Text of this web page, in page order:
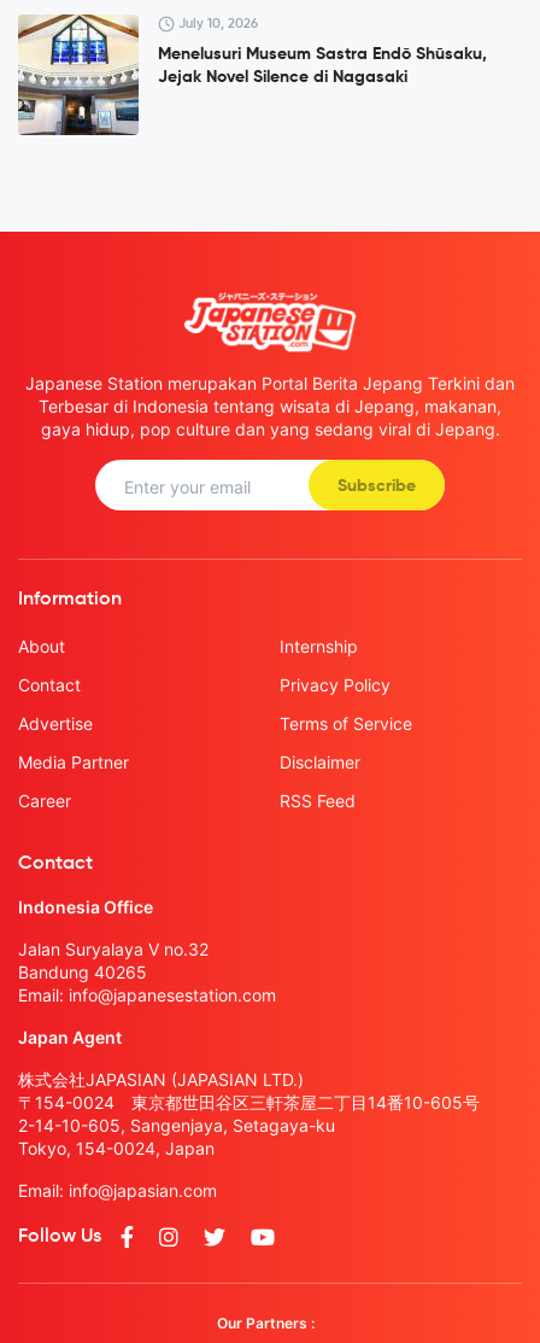
July 10, 2026
Menelusuri Museum Sastra Endō Shūsaku,
Jejak Novel Silence di Nagasaki
Japanese Station merupakan Portal Berita Jepang Terkini dan
Terbesar di Indonesia tentang wisata di Jepang, makanan,
gaya hidup, pop culture dan yang sedang viral di Jepang.
Subscribe
Information
About
Contact
Advertise
Media Partner
Career
Internship
Privacy Policy
Terms of Service
Disclaimer
RSS Feed
Contact
Indonesia Office
Jalan Suryalaya V no.32
Bandung 40265
Email: info@japanesestation.com
Japan Agent
株式会社JAPASIAN (JAPASIAN LTD.)
〒154-0024 東京都世田谷区三軒茶屋二丁目14番10-605号
2-14-10-605, Sangenjaya, Setagaya-ku
Tokyo, 154-0024, Japan
Email: info@japasian.com
Follow Us
Our Partners :